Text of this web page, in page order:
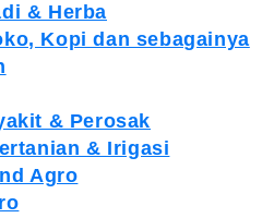
& Herba
Kopi dan sebagainya
& Perosak
& Irigasi
Agro